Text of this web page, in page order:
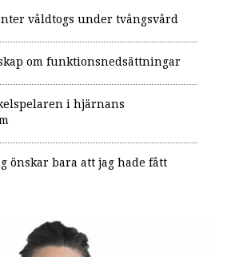
våldtogs under tvångsvård
om funktionsnedsättningar
i hjärnans
önskar bara att jag hade fått